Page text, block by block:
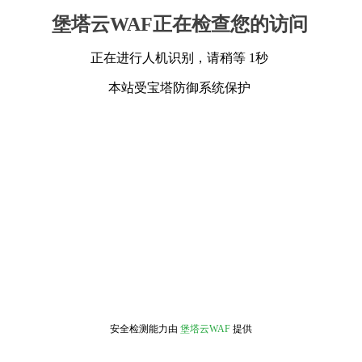
堡塔云WAF正在检查您的访问
正在进行人机识别，请稍等 1秒
本站受宝塔防御系统保护
安全检测能力由 堡塔云WAF 提供